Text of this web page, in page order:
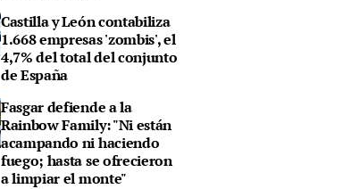
Castilla y León contabiliza
1.668 empresas 'zombis', el
4,7% del total del conjunto
de España
Fasgar defiende a la
Rainbow Family: "Ni están
acampando ni haciendo
fuego; hasta se ofrecieron
a limpiar el monte"